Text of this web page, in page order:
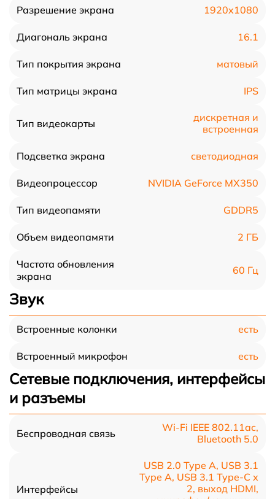
Разрешение экрана 1920x1080
Диагональ экрана 16.1
Тип покрытия экрана матовый
Тип матрицы экрана IPS
Тип видеокарты
дискретная и
встроенная
Подсветка экрана светодиодная
Видеопроцессор NVIDIA GeForce MX350
Тип видеопамяти GDDR5
Объем видеопамяти 2 ГБ
Частота обновления
экрана
60 Гц
Звук
Встроенные колонки есть
Встроенный микрофон есть
Сетевые подключения, интерфейсы
и разъемы
Беспроводная связь
Wi-Fi IEEE 802.11ac,
Bluetooth 5.0
Интерфейсы
USB 2.0 Type A, USB 3.1
Type A, USB 3.1 Type-С x
2, выход HDMI,